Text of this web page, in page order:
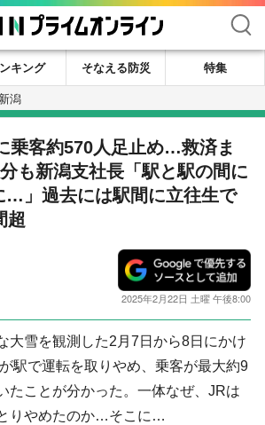
検索
キング そなえる防災
特集
新潟
乗客約570人足止め…救済ま
も新潟支社長「駅と駅の間に
…」過去には駅間に立往生で
超
2025年2月22日 土曜 午後8:00
大雪を観測した2月7日から8日にかけ
駅で運転を取りやめ、乗客が最大約9
たことが分かった。一体なぜ、JRは
りやめたのか…そこに…